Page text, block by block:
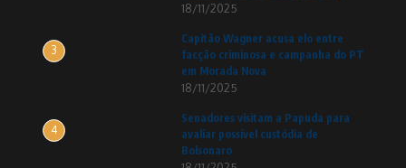
18/11/2025
3
Capitão Wagner acusa elo entre
facção criminosa e campanha do PT
em Morada Nova
18/11/2025
4
Senadores visitam a Papuda para
avaliar possível custódia de
Bolsonaro